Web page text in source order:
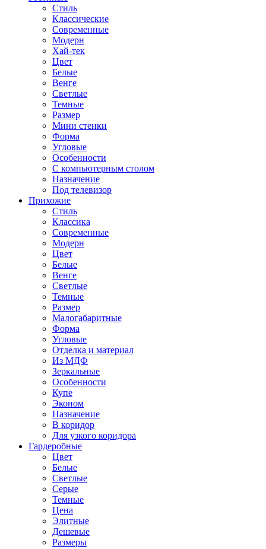
Стиль
Классические
Современные
Модерн
Хай-тек
Цвет
Белые
Венге
Светлые
Темные
Размер
Мини стенки
Форма
Угловые
Особенности
С компьютерным столом
Назначение
Под телевизор
Прихожие
Стиль
Классика
Современные
Модерн
Цвет
Белые
Венге
Светлые
Темные
Размер
Малогабаритные
Форма
Угловые
Отделка и материал
Из МДФ
Зеркальные
Особенности
Купе
Эконом
Назначение
В коридор
Для узкого коридора
Гардеробные
Цвет
Белые
Светлые
Серые
Темные
Цена
Элитные
Дешевые
Размеры